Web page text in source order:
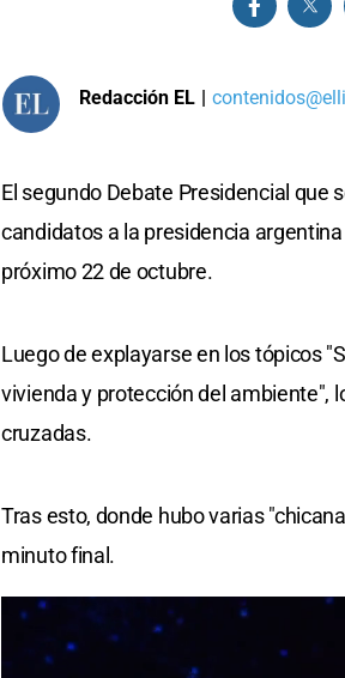
Redacción EL |
El segundo Debate Presidencial que
candidatos a la presidencia
próximo 22 de octubre.
Luego de explayarse en los tópicos
vivienda y protección del ambiente",
cruzadas.
Tras esto, donde hubo varias
minuto final.